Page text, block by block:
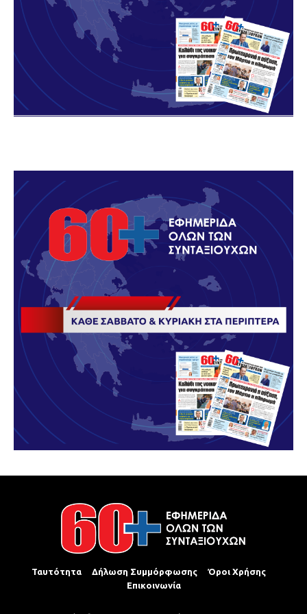
Ταυτότητα Δήλωση Συμμόρφωσης
Όροι Χρήσης
Επικοινωνία